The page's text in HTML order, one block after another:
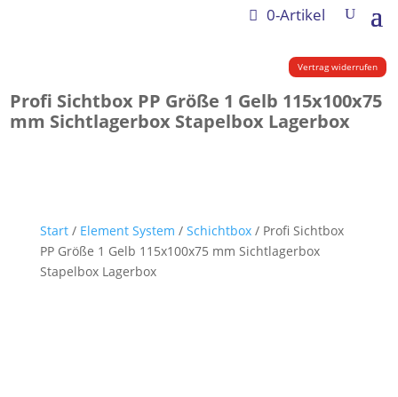
0-Artikel
Vertrag widerrufen
Profi Sichtbox PP Größe 1 Gelb 115x100x75
mm Sichtlagerbox Stapelbox Lagerbox
Start/ Element System / Schichtbox/ Profi Sichtbox
PP Größe 1 Gelb 115x100x75 mm Sichtlagerbox
Stapelbox Lagerbox